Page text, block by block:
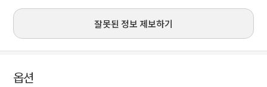
잘못된 정보 제보하기
옵션